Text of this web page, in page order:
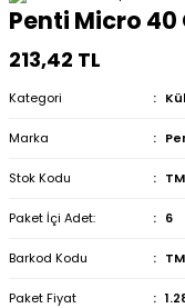
& Büstiyer Takım
Penti Micro
213,42 TL
Kategori
Marka
Stok Kodu
Paket İçi Adet: 6
Barkod Kodu
Paket Fiyat